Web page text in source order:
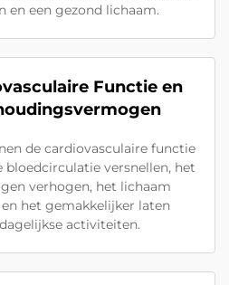
en een gezond lichaam.
Functie en
de cardiovasculaire functie
bloedcirculatie versnellen, het
verhogen, het lichaam
het gemakkelijker laten
activiteiten.